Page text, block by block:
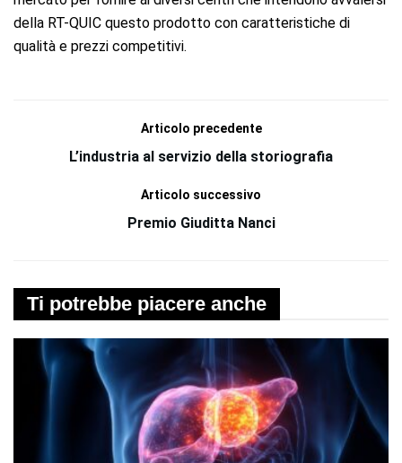
della RT-QUIC questo prodotto con caratteristiche di
qualità e prezzi competitivi.
Articolo precedente
L’industria al servizio della storiografia
Articolo successivo
Premio Giuditta Nanci
Ti potrebbe piacere anche